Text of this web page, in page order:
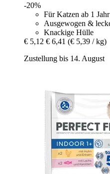
-20%
Für Katzen ab 1 Jahr
Ausgewogen &
Knackige Hülle
€ 5,12 € 6,41 (€ 5,39 / kg)
Zustellung bis 14. August